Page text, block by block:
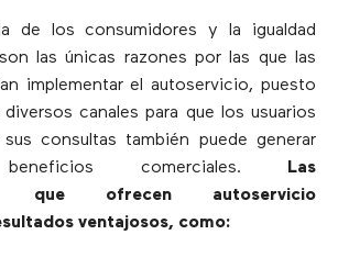
de los consumidores y la igualdad
las únicas razones por las que las
implementar el autoservicio, puesto
canales para que los usuarios
consultas también puede generar
beneficios comerciales.
Las
que ofrecen autoservicio
ventajosos, como: